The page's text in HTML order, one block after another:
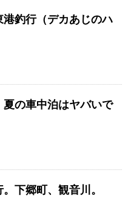
港釣行（デカあじのハ
夏の車中泊はヤバいで
下郷町、観音川。